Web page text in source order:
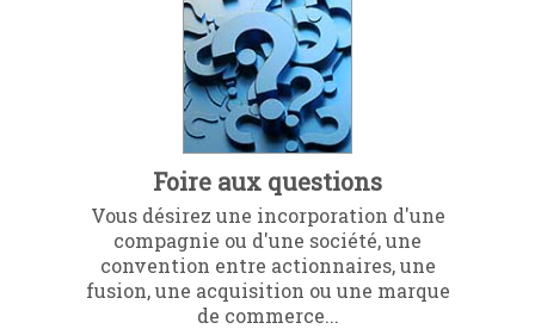
Foire aux questions
Vous désirez une incorporation d'une
compagnie ou d'une société, une
convention entre actionnaires, une
fusion, une acquisition ou une marque
de commerce...